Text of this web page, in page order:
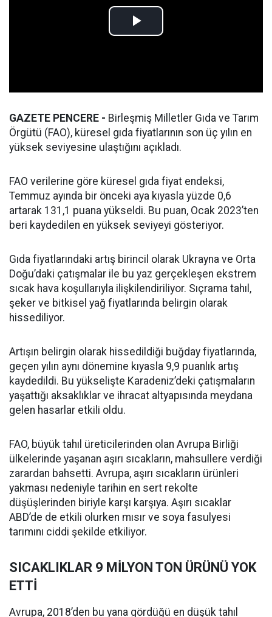
GAZETE PENCERE - Birleşmiş Milletler Gıda ve Tarım
Örgütü (FAO), küresel gıda fiyatlarının son üç yılın en
yüksek seviyesine ulaştığını açıkladı.
FAO verilerine göre küresel gıda fiyat endeksi,
Temmuz ayında bir önceki aya kıyasla yüzde 0,6
artarak 131,1 puana yükseldi. Bu puan, Ocak 2023’ten
beri kaydedilen en yüksek seviyeyi gösteriyor.
Gıda fiyatlarındaki artış birincil olarak Ukrayna ve Orta
Doğu’daki çatışmalar ile bu yaz gerçekleşen ekstrem
sıcak hava koşullarıyla ilişkilendiriliyor. Sıçrama tahıl,
şeker ve bitkisel yağ fiyatlarında belirgin olarak
hissediliyor.
Artışın belirgin olarak hissedildiği buğday fiyatlarında,
geçen yılın aynı dönemine kıyasla 9,9 puanlık artış
kaydedildi. Bu yükselişte Karadeniz’deki çatışmaların
yaşattığı aksaklıklar ve ihracat altyapısında meydana
gelen hasarlar etkili oldu.
FAO, büyük tahıl üreticilerinden olan Avrupa Birliği
ülkelerinde yaşanan aşırı sıcakların, mahsullere verdiği
zarardan bahsetti. Avrupa, aşırı sıcakların ürünleri
yakması nedeniyle tarihin en sert rekolte
düşüşlerinden biriyle karşı karşıya. Aşırı sıcaklar
ABD’de de etkili olurken mısır ve soya fasulyesi
tarımını ciddi şekilde etkiliyor.
SICAKLIKLAR 9 MİLYON TON ÜRÜNÜ YOK
ETTİ
Avrupa, 2018’den bu yana gördüğü en düşük tahıl